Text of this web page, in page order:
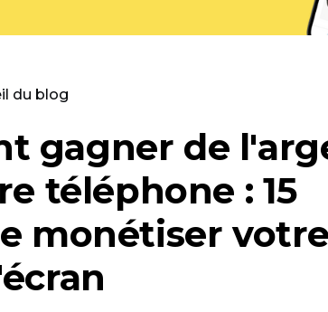
du blog
gagner de
téléphone : 15
monétiser votre